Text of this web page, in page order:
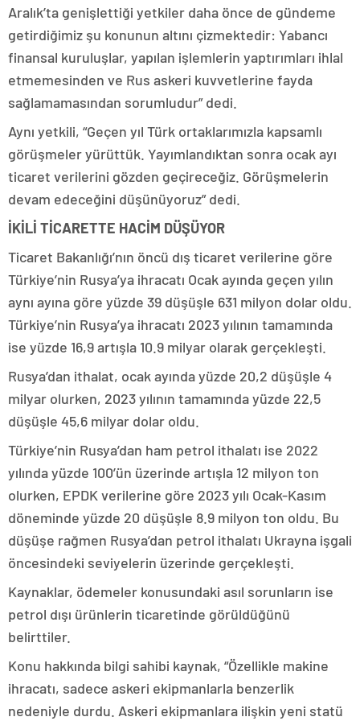
Aralık’ta genişlettiği yetkiler daha önce de gündeme
getirdiğimiz şu konunun altını çizmektedir: Yabancı
finansal kuruluşlar, yapılan işlemlerin yaptırımları ihlal
etmemesinden ve Rus askeri kuvvetlerine fayda
sağlamamasından sorumludur” dedi.
Aynı yetkili, “Geçen yıl Türk ortaklarımızla kapsamlı
görüşmeler yürüttük. Yayımlandıktan sonra ocak ayı
ticaret verilerini gözden geçireceğiz. Görüşmelerin
devam edeceğini düşünüyoruz” dedi.
İKİLİ TİCARETTE HACİM DÜŞÜYOR
Ticaret Bakanlığı’nın öncü dış ticaret verilerine göre
Türkiye’nin Rusya’ya ihracatı Ocak ayında geçen yılın
aynı ayına göre yüzde 39 düşüşle 631 milyon dolar oldu.
Türkiye’nin Rusya’ya ihracatı 2023 yılının tamamında
ise yüzde 16,9 artışla 10.9 milyar olarak gerçekleşti.
Rusya’dan ithalat, ocak ayında yüzde 20,2 düşüşle 4
milyar olurken, 2023 yılının tamamında yüzde 22,5
düşüşle 45,6 milyar dolar oldu.
Türkiye’nin Rusya’dan ham petrol ithalatı ise 2022
yılında yüzde 100’ün üzerinde artışla 12 milyon ton
olurken, EPDK verilerine göre 2023 yılı Ocak-Kasım
döneminde yüzde 20 düşüşle 8.9 milyon ton oldu. Bu
düşüşe rağmen Rusya’dan petrol ithalatı Ukrayna işgali
öncesindeki seviyelerin üzerinde gerçekleşti.
Kaynaklar, ödemeler konusundaki asıl sorunların ise
petrol dışı ürünlerin ticaretinde görüldüğünü
belirttiler.
Konu hakkında bilgi sahibi kaynak, “Özellikle makine
ihracatı, sadece askeri ekipmanlarla benzerlik
nedeniyle durdu. Askeri ekipmanlara ilişkin yeni statü